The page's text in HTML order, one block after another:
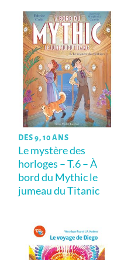
DÈS 9, 10 ANS
Le mystère des
horloges – T.6 – À
bord du Mythic le
jumeau du Titanic